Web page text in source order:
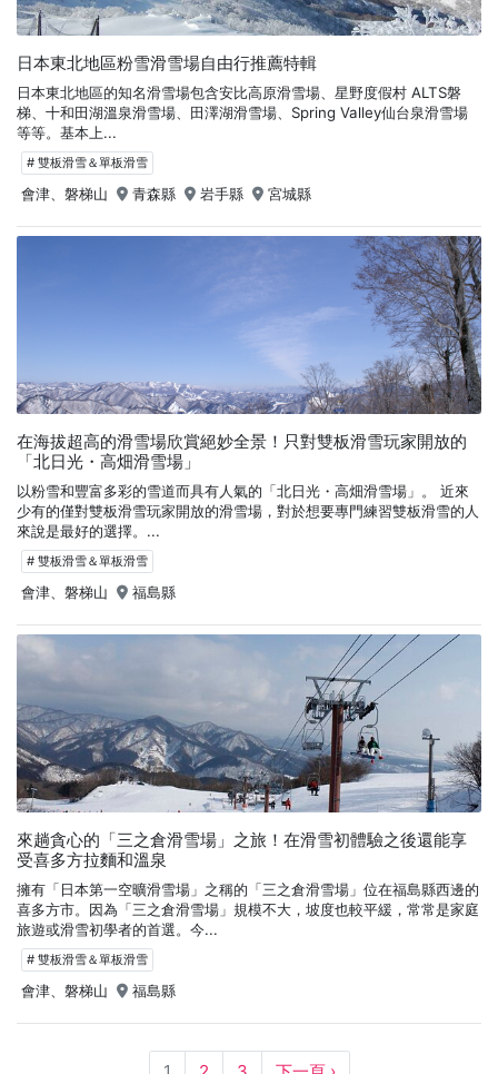
日本東北地區粉雪滑雪場自由行推薦特輯
日本東北地區的知名滑雪場包含安比高原滑雪場、星野度假村 ALTS磐
梯、十和田湖溫泉滑雪場、田澤湖滑雪場、Spring Valley仙台泉滑雪場
等等。基本上...
# 雙板滑雪＆單板滑雪
會津、磐梯山 青森縣 岩手縣 宮城縣
在海拔超高的滑雪場欣賞絕妙全景！只對雙板滑雪玩家開放的
「北日光・高畑滑雪場」
以粉雪和豐富多彩的雪道而具有人氣的「北日光・高畑滑雪場」。 近來
少有的僅對雙板滑雪玩家開放的滑雪場，對於想要專門練習雙板滑雪的人
來說是最好的選擇。...
# 雙板滑雪＆單板滑雪
會津、磐梯山 福島縣
來趟貪心的「三之倉滑雪場」之旅！在滑雪初體驗之後還能享
受喜多方拉麵和溫泉
擁有「日本第一空曠滑雪場」之稱的「三之倉滑雪場」位在福島縣西邊的
喜多方市。因為「三之倉滑雪場」規模不大，坡度也較平緩，常常是家庭
旅遊或滑雪初學者的首選。今...
# 雙板滑雪＆單板滑雪
會津、磐梯山 福島縣